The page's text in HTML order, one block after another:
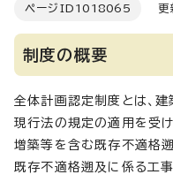
ページID 1018065 更
制度の概要
全体計画認定制度とは、
現行法の規定の適用を受
増築等を含む既存不適格
既存不適格遡及に係る工